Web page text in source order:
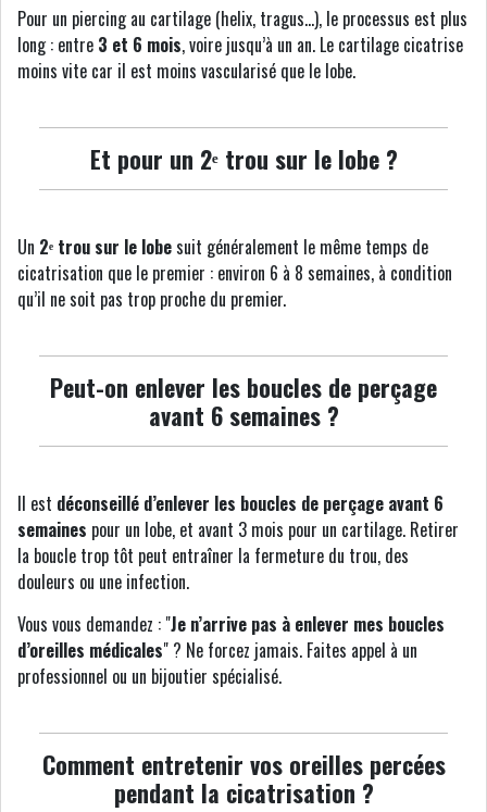
Pour un piercing au cartilage (helix, tragus…), le processus est plus
long : entre 3 et 6 mois, voire jusqu’à un an. Le cartilage cicatrise
moins vite car il est moins vascularisé que le lobe.
Et pour un 2ᵉ trou sur le lobe ?
Un 2ᵉ trou sur le lobesuit généralement le même temps de
cicatrisation que le premier : environ 6 à 8 semaines, à condition
qu’il ne soit pas trop proche du premier.
Peut-on enlever les boucles de perçage
avant 6 semaines ?
Il est déconseillé d’enlever les boucles de perçage avant 6
semaines pour un lobe, et avant 3 mois pour un cartilage. Retirer
la boucle trop tôt peut entraîner la fermeture du trou, des
douleurs ou une infection.
Vous vous demandez : "Je n’arrive pas à enlever mes boucles
d’oreilles médicales" ? Ne forcez jamais. Faites appel à un
professionnel ou un bijoutier spécialisé.
Comment entretenir vos oreilles percées
pendant la cicatrisation ?